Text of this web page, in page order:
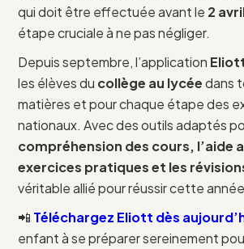
qui doit être effectuée avant le 2
étape cruciale à ne pas négliger.
Depuis septembre, l’application
les élèves du collège au lycéedans
matières et pour chaque étape des
nationaux. Avec des outils adaptés
compréhension des cours, l’aide
exercices pratiques et les
véritable allié pour réussir cette
📲 Téléchargez Eliott dès
enfant à se préparer sereinement